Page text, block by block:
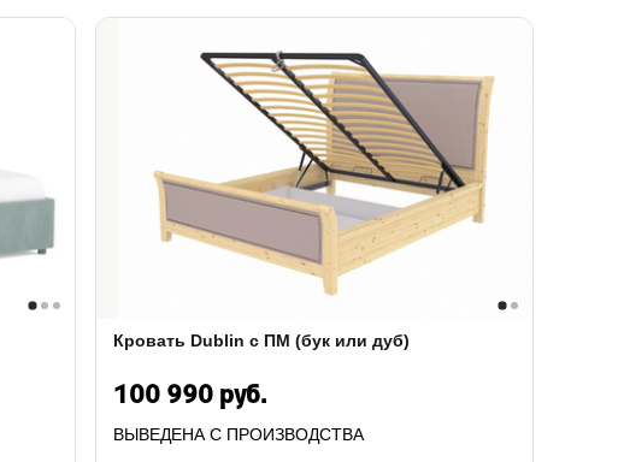
Кровать Dublin с ПМ (бук или дуб)
100 990 руб.
ВЫВЕДЕНА С ПРОИЗВОДСТВА